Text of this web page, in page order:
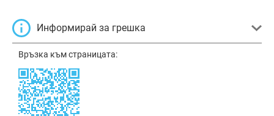
Информирай за грешка
Връзка към страницата: